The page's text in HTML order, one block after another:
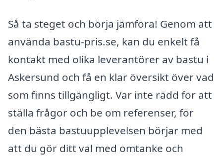
Så ta steget och börja jämföra! Genom att
använda bastu-pris.se, kan du enkelt få
kontakt med olika leverantörer av bastu i
Askersund och få en klar översikt över vad
som finns tillgängligt. Var inte rädd för att
ställa frågor och be om referenser, för
den bästa bastuupplevelsen börjar med
att du gör ditt val med omtanke och